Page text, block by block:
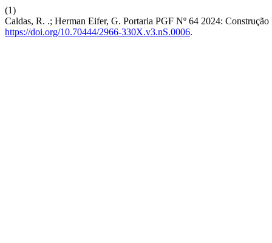
(1)
Caldas, R. .; Herman Eifer, G. Portaria PGF Nº 64 2024:
https://doi.org/10.70444/2966-330X.v3.nS.0006.